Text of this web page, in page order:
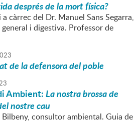
després de la mort física?
càrrec del Dr. Manuel Sans Segarra,
i digestiva. Professor de
de la defensora del poble
Ambient:La nostra brossa de
nostre cau
consultor ambiental. Guia de